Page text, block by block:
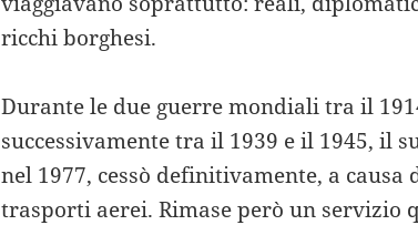
ricchi borghesi.
Durante le due guerre mondiali tra il
successivamente tra il 1939 e il 1945, il
nel 1977, cessò definitivamente, a causa
trasporti aerei. Rimase però un